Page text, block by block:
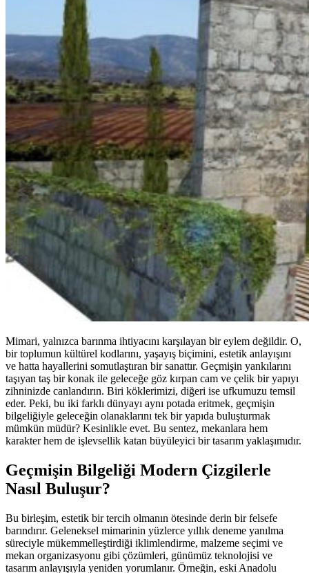
Mimari, yalnızca barınma ihtiyacını karşılayan bir eylem değildir. O,
bir toplumun kültürel kodlarını, yaşayış biçimini, estetik anlayışını
ve hatta hayallerini somutlaştıran bir sanattır. Geçmişin yankılarını
taşıyan taş bir konak ile geleceğe göz kırpan cam ve çelik bir yapıyı
zihninizde canlandırın. Biri köklerimizi, diğeri ise ufkumuzu temsil
eder. Peki, bu iki farklı dünyayı aynı potada eritmek, geçmişin
bilgeliğiyle geleceğin olanaklarını tek bir yapıda buluşturmak
mümkün müdür? Kesinlikle evet. Bu sentez, mekanlara hem
karakter hem de işlevsellik katan büyüleyici bir tasarım yaklaşımıdır.
Geçmişin Bilgeliği Modern Çizgilerle
Nasıl Buluşur?
Bu birleşim, estetik bir tercih olmanın ötesinde derin bir felsefe
barındırır. Geleneksel mimarinin yüzlerce yıllık deneme yanılma
süreciyle mükemmelleştirdiği iklimlendirme, malzeme seçimi ve
mekan organizasyonu gibi çözümleri, günümüz teknolojisi ve
tasarım anlayışıyla yeniden yorumlanır. Örneğin, eski Anadolu